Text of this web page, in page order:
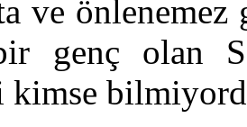
ve
genç olan
kimse